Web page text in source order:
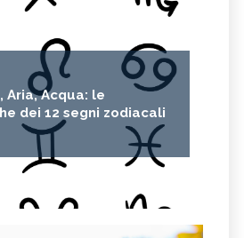
Aria, Acqua: le
dei 12 segni zodiacali